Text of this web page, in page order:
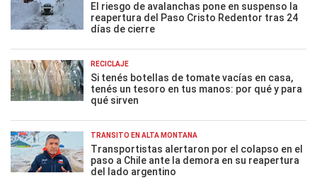
El riesgo de avalanchas pone en suspenso la
reapertura del Paso Cristo Redentor tras 24
días de cierre
RECICLAJE
Si tenés botellas de tomate vacías en casa,
tenés un tesoro en tus manos: por qué y para
qué sirven
TRÁNSITO EN ALTA MONTAÑA
Transportistas alertaron por el colapso en el
paso a Chile ante la demora en su reapertura
del lado argentino